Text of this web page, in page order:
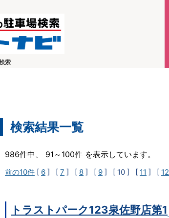
索
検索結果一覧
986件中、 91～100件 を表示しています。
前の10件 [ 6 ] [ 7 ] [ 8 ] [ 9 ] [ 10 ] [ 11 ] [ 12
トラストパーク123泉佐野店第1